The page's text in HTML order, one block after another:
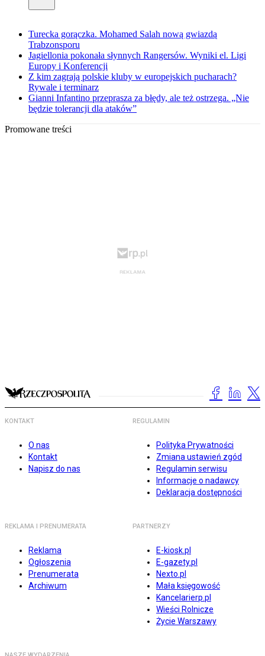
Turecka gorączka. Mohamed Salah nową gwiazdą
Trabzonsporu
Jagiellonia pokonała słynnych Rangersów. Wyniki el. Ligi
Europy i Konferencji
Z kim zagrają polskie kluby w europejskich pucharach?
Rywale i terminarz
Gianni Infantino przeprasza za błędy, ale też ostrzega. „Nie
będzie tolerancji dla ataków”
Promowane treści
KONTAKT
O nas
Kontakt
Napisz do nas
REGULAMIN
Polityka Prywatności
Zmiana ustawień zgód
Regulamin serwisu
Informacje o nadawcy
Deklaracja dostępności
REKLAMA I PRENUMERATA
Reklama
Ogłoszenia
Prenumerata
Archiwum
PARTNERZY
E-kiosk.pl
E-gazety.pl
Nexto.pl
Mała księgowość
Kancelarierp.pl
Wieści Rolnicze
Życie Warszawy